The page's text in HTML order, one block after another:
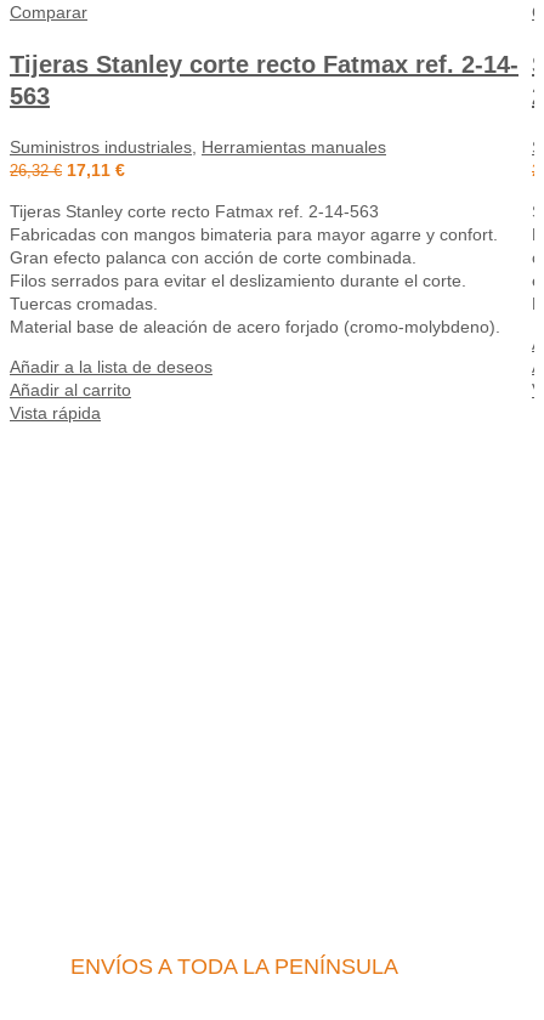
Comparar
Tijeras Stanley corte recto Fatmax ref. 2-14-
563
Suministros industriales Herramientas manuales
26,32€ 17,11 €
Tijeras Stanley corte recto Fatmax ref. 2-14-563
Fabricadas con mangos bimateria para mayor agarre y confort.
Gran efecto palanca con acción de corte combinada.
Filos serrados para evitar el deslizamiento durante el corte.
Tuercas cromadas.
Material base de aleación de acero forjado (cromo-molybdeno).
Añadir a la lista de deseos
Añadir al carrito
Vista rápida
ENVÍOS A TODA LA PENÍNSULA